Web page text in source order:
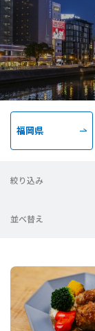
福岡県
絞り込み
並べ替え